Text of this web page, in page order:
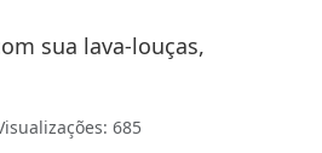
sua lava-louças,
685